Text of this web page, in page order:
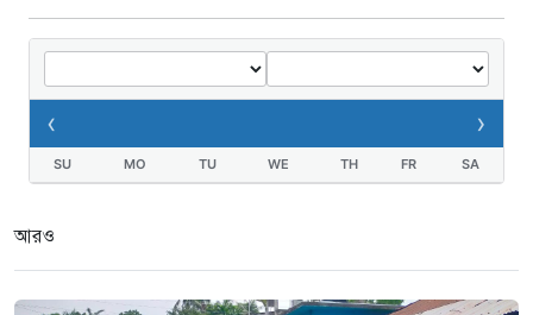
গুরুদাসপুরে দুর্নীতি প্রতিরোধ বিষয়ক
বিতর্ক প্রতিযোগিতা অনুষ্ঠিত
নেতাকে দায়মুক্ত করতে এলাকাবাসীর
গুরুদাসপুরে আগুনে পুড়লো পেট্রোল
পাম্প,দোকান ও বসতবাড়ি
‹ ›
SU MO TU WE TH FR SA
আরও